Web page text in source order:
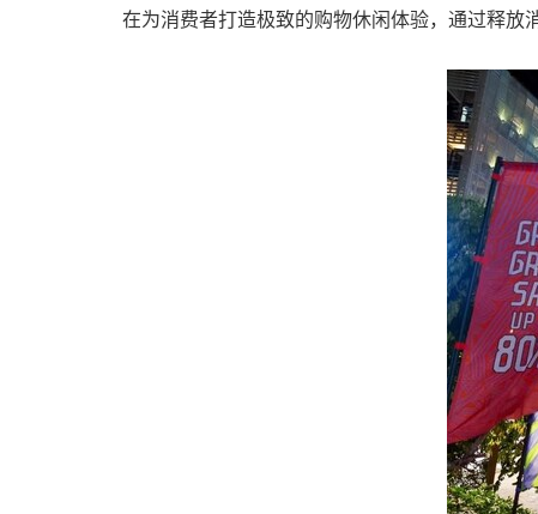
在为消费者打造极致的购物休闲体验，通过释